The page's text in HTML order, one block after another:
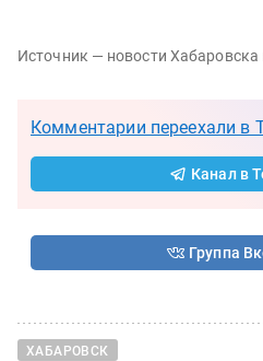
Источник — новости Хабаровска
Комментарии переехали в
Канал в
Группа
ХАБАРОВСК